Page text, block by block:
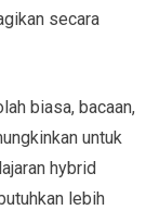
secara
biasa, bacaan,
untuk
hybrid
lebih